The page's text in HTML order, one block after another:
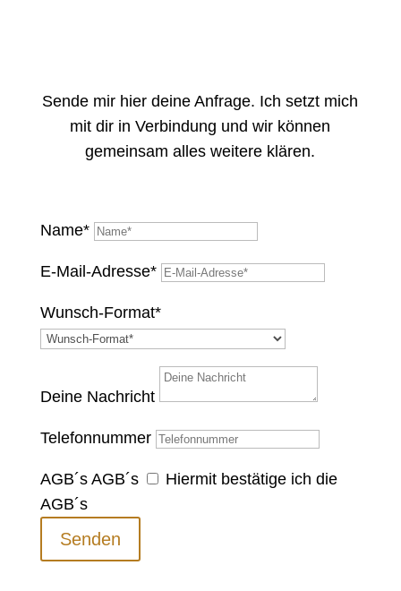
Sende mir hier deine Anfrage. Ich setzt mich
mit dir in Verbindung und wir können
gemeinsam alles weitere klären.
Name*
E-Mail-Adresse*
Wunsch-Format*
Deine Nachricht
Telefonnummer
AGB´s AGB´s
Hiermit bestätige ich die
AGB´s
Senden